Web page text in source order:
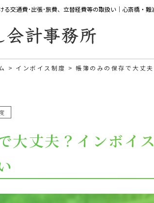
交通費･出張･旅費、立替経費等の取扱い｜心斎橋・
インボイス制度 帳簿のみの保存で大丈
大丈夫？インボイ